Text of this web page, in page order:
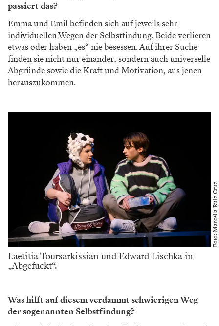
passiert das?
Emma und Emil befinden sich auf jeweils sehr
individuellen Wegen der Selbstfindung. Beide verlieren
etwas oder haben „es“ nie besessen. Auf ihrer Suche
finden sie nicht nur einander, sondern auch universelle
Abgründe sowie die Kraft und Motivation, aus jenen
herauszukommen.
Foto: Marcella Ruiz Cruz
Laetitia Toursarkissian und Edward Lischka in
„Abgefuckt“.
Was hilft auf diesem verdammt schwierigen Weg
der sogenannten Selbstfindung?